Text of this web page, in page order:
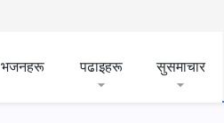
भजनहरू पढाइहरू सुसमाचार